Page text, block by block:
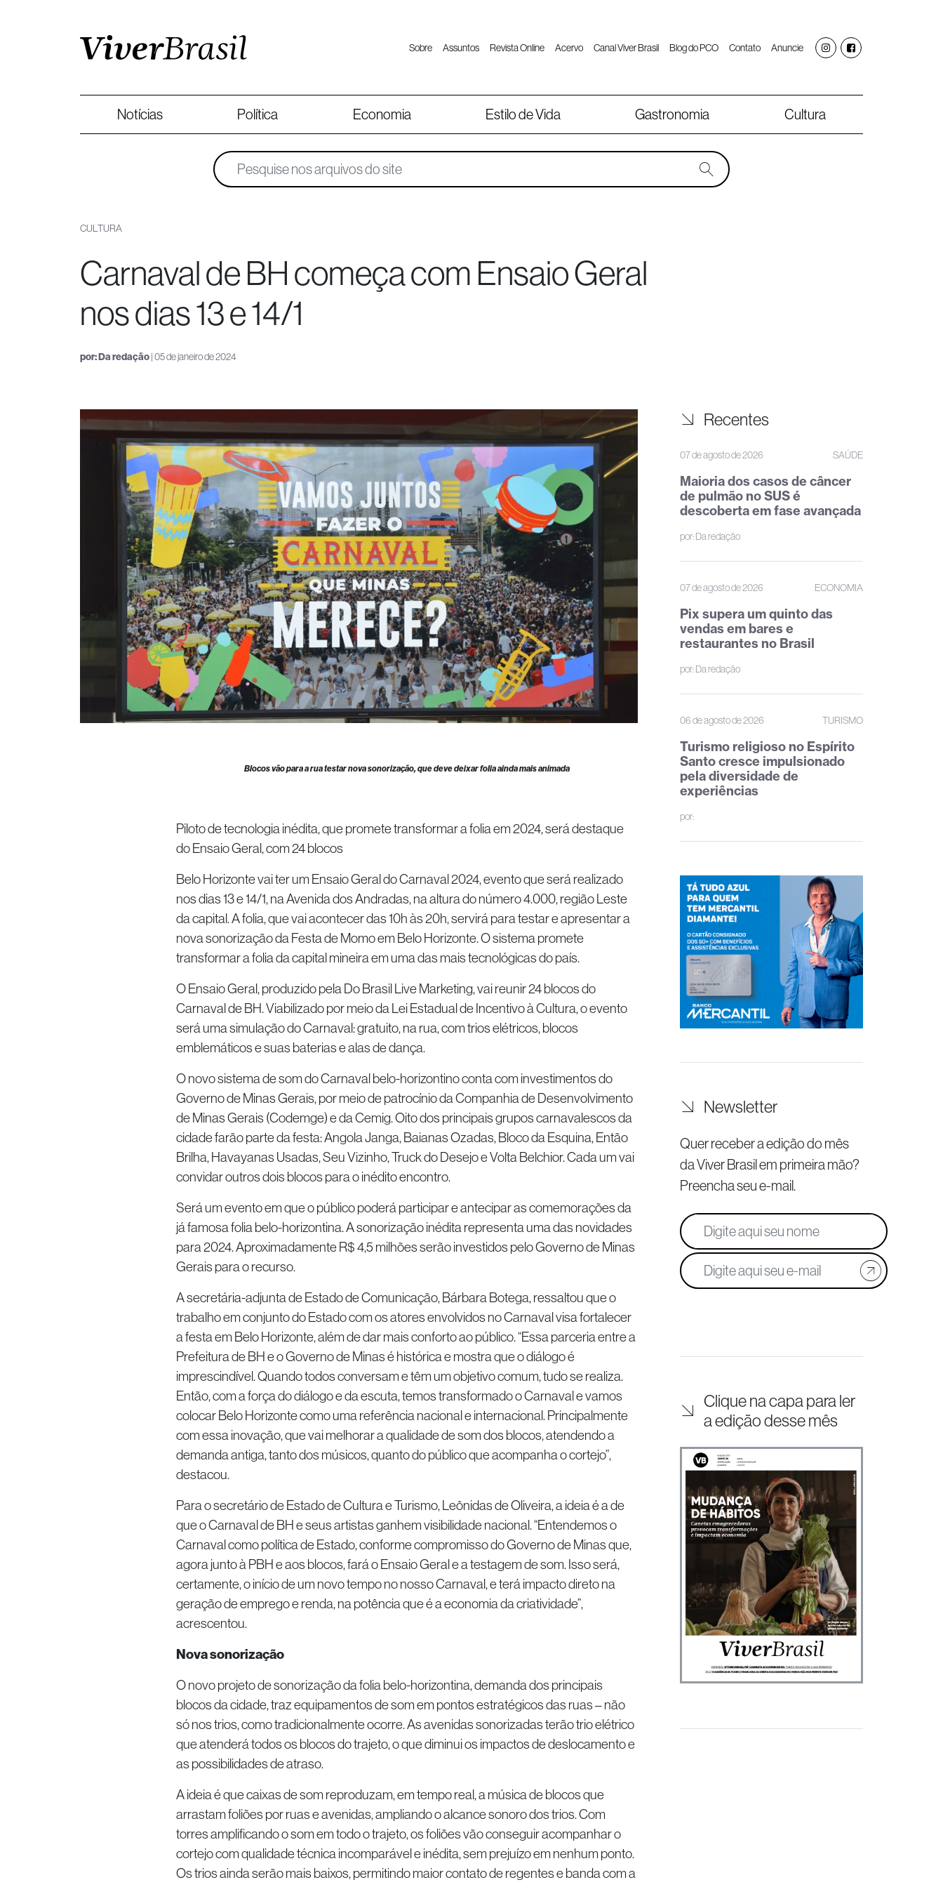
Sobre Assuntos Revista Online Acervo Canal Viver Brasil Blog do PCO Contato Anuncie
Notícias Política Economia Estilo de Vida Gastronomia Cultura
CULTURA
Carnaval de BH começa com Ensaio Geral
nos dias 13 e 14/1
por:Da redação| 05 de janeiro de 2024
Blocos vão para a rua testar nova sonorização, que deve deixar folia ainda mais animada
Piloto de tecnologia inédita, que promete transformar a folia em 2024, será destaque
do Ensaio Geral, com 24 blocos
Belo Horizonte vai ter um Ensaio Geral do Carnaval 2024, evento que será realizado
nos dias 13 e 14/1, na Avenida dos Andradas, na altura do número 4.000, região Leste
da capital. A folia, que vai acontecer das 10h às 20h, servirá para testar e apresentar a
nova sonorização da Festa de Momo em Belo Horizonte. O sistema promete
transformar a folia da capital mineira em uma das mais tecnológicas do país.
O Ensaio Geral, produzido pela Do Brasil Live Marketing, vai reunir 24 blocos do
Carnaval de BH. Viabilizado por meio da Lei Estadual de Incentivo à Cultura, o evento
será uma simulação do Carnaval: gratuito, na rua, com trios elétricos, blocos
emblemáticos e suas baterias e alas de dança.
O novo sistema de som do Carnaval belo-horizontino conta com investimentos do
Governo de Minas Gerais, por meio de patrocínio da Companhia de Desenvolvimento
de Minas Gerais (Codemge) e da Cemig. Oito dos principais grupos carnavalescos da
cidade farão parte da festa: Angola Janga, Baianas Ozadas, Bloco da Esquina, Então
Brilha, Havayanas Usadas, Seu Vizinho, Truck do Desejo e Volta Belchior. Cada um vai
convidar outros dois blocos para o inédito encontro.
Será um evento em que o público poderá participar e antecipar as comemorações da
já famosa folia belo-horizontina. A sonorização inédita representa uma das novidades
para 2024. Aproximadamente R$ 4,5 milhões serão investidos pelo Governo de Minas
Gerais para o recurso.
A secretária-adjunta de Estado de Comunicação, Bárbara Botega, ressaltou que o
trabalho em conjunto do Estado com os atores envolvidos no Carnaval visa fortalecer
a festa em Belo Horizonte, além de dar mais conforto ao público. “Essa parceria entre a
Prefeitura de BH e o Governo de Minas é histórica e mostra que o diálogo é
imprescindível. Quando todos conversam e têm um objetivo comum, tudo se realiza.
Então, com a força do diálogo e da escuta, temos transformado o Carnaval e vamos
colocar Belo Horizonte como uma referência nacional e internacional. Principalmente
com essa inovação, que vai melhorar a qualidade de som dos blocos, atendendo a
demanda antiga, tanto dos músicos, quanto do público que acompanha o cortejo”,
destacou.
Para o secretário de Estado de Cultura e Turismo, Leônidas de Oliveira, a ideia é a de
que o Carnaval de BH e seus artistas ganhem visibilidade nacional. “Entendemos o
Carnaval como política de Estado, conforme compromisso do Governo de Minas que,
agora junto à PBH e aos blocos, fará o Ensaio Geral e a testagem de som. Isso será,
certamente, o início de um novo tempo no nosso Carnaval, e terá impacto direto na
geração de emprego e renda, na potência que é a economia da criatividade”,
acrescentou.
Nova sonorização
O novo projeto de sonorização da folia belo-horizontina, demanda dos principais
blocos da cidade, traz equipamentos de som em pontos estratégicos das ruas – não
só nos trios, como tradicionalmente ocorre. As avenidas sonorizadas terão trio elétrico
que atenderá todos os blocos do trajeto, o que diminui os impactos de deslocamento e
as possibilidades de atraso.
A ideia é que caixas de som reproduzam, em tempo real, a música de blocos que
arrastam foliões por ruas e avenidas, ampliando o alcance sonoro dos trios. Com
torres amplificando o som em todo o trajeto, os foliões vão conseguir acompanhar o
cortejo com qualidade técnica incomparável e inédita, sem prejuízo em nenhum ponto.
Os trios ainda serão mais baixos, permitindo maior contato de regentes e banda com a
Recentes
07 de agosto de 2026 SAÚDE
Maioria dos casos de câncer
de pulmão no SUS é
descoberta em fase avançada
por:Da redação
07 de agosto de 2026 ECONOMIA
Pix supera um quinto das
vendas em bares e
restaurantes no Brasil
por:Da redação
06 de agosto de 2026 TURISMO
Turismo religioso no Espírito
Santo cresce impulsionado
pela diversidade de
experiências
por:
Newsletter
Quer receber a edição do mês
da Viver Brasilem primeira mão?
Preencha seu e-mail.
Clique na capa para ler
a edição desse mês